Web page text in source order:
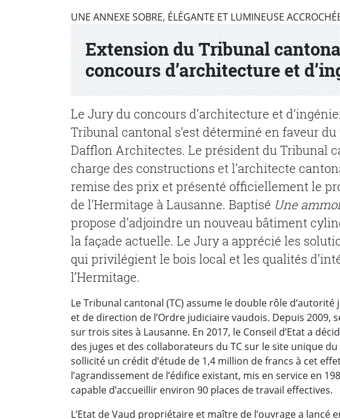
Extension du Tribunal
concours d’architecture et
Partenaire(s)
UNE ANNEXE SOBRE, ÉLÉGANTE ET LUMINEUSE
Le Jury du concours d’architecture et
Tribunal cantonal s’est déterminé en faveur
Dafflon Architectes. Le président du Tribunal
charge des constructions et l’architecte
remise des prix et présenté officiellement le
de l’Hermitage à Lausanne. Baptisé Une
propose d’adjoindre un nouveau bâtiment
la façade actuelle. Le Jury a apprécié les
qui privilégient le bois local et les qualités
l’Hermitage.
Le Tribunal cantonal (TC) assume le double rôle
et de direction de l’Ordre judiciaire vaudois. Depuis
sur trois sites à Lausanne. En 2017, le Conseil d’Etat a
des juges et des collaborateurs du TC sur le site unique
sollicité un crédit d’étude de 1,4 million de francs à cet
l’agrandissement de l’édifice existant, mis en service en
capable d’accueillir environ 90 places de travail effectives.
L’Etat de Vaud propriétaire et maître de l’ouvrage a lancé